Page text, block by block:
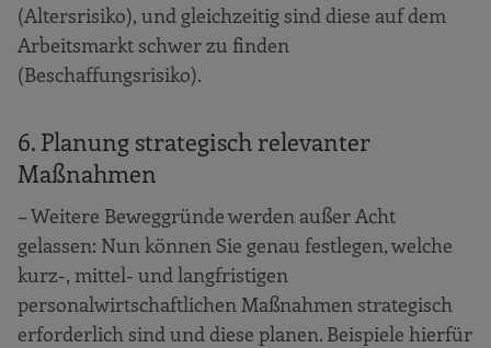
(Altersrisiko), und gleichzeitig sind diese auf dem
Arbeitsmarkt schwer zu finden
(Beschaffungsrisiko).
6. Planung strategisch relevanter
Maßnahmen
– Weitere Beweggründe werden außer Acht
gelassen: Nun können Sie genau festlegen, welche
kurz-, mittel- und langfristigen
personalwirtschaftlichen Maßnahmen strategisch
erforderlich sind und diese planen. Beispiele hierfür